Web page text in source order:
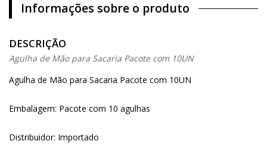
Informações sobre o produto
DESCRIÇÃO
Agulha de Mão para Sacaria Pacote com 10UN
Agulha de Mão para Sacaria Pacote com 10UN
Embalagem: Pacote com 10 agulhas
Distribuidor: Importado